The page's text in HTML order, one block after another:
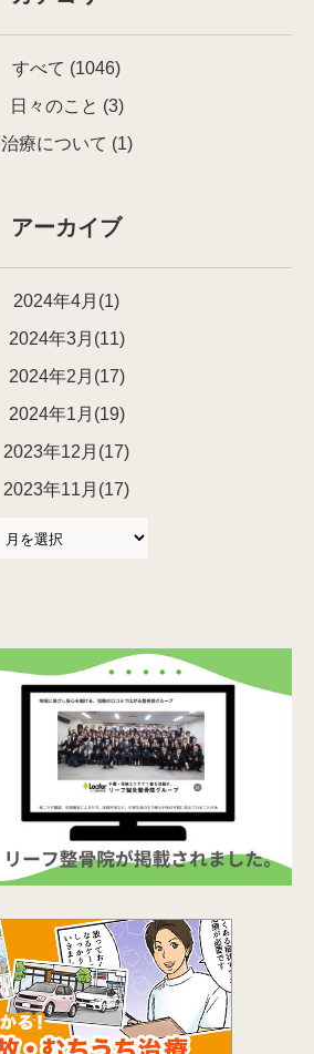
すべて (1046)
日々のこと (3)
治療について (1)
アーカイブ
2024年4月(1)
2024年3月(11)
2024年2月(17)
2024年1月(19)
2023年12月(17)
2023年11月(17)